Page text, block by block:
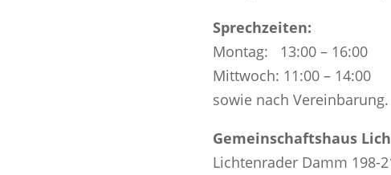
Sprechzeiten:
Montag: 13:00 – 16:00
Mittwoch: 11:00 – 14:00
sowie nach Vereinbarung.
Gemeinschaftshaus
Lichtenrader Damm 198-